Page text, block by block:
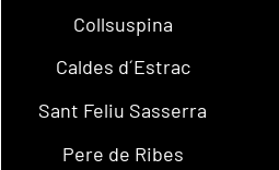
Collsuspina
Caldes d´Estrac
Sant Feliu Sasserra
Pere de Ribes